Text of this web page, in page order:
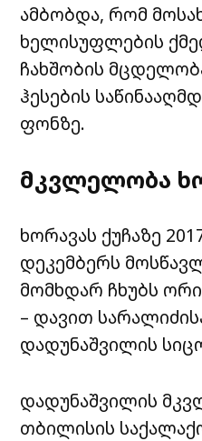
ამბობდა, რომ
ხელისუფლების
ჩახშობის
ჰესების
ფონზე.
მკვლელობა
ხორავას ქუჩაზე
დეკემბერს
მომხდარ ჩხუბს
– დავით
დადუნაშვილის
დადუნაშვილის
თბილისის